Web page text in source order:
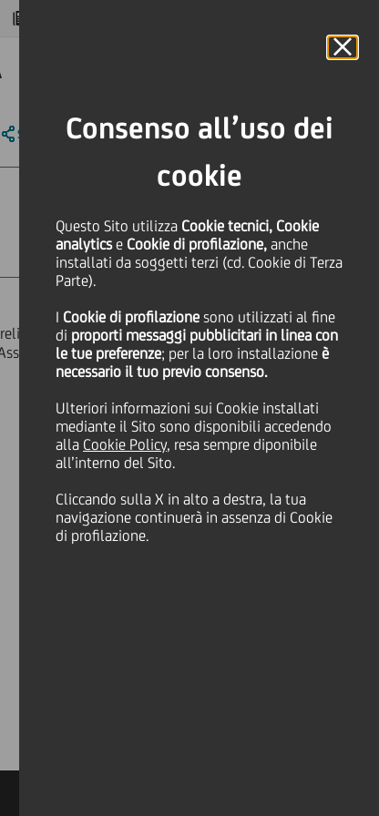
Consenso all’uso dei
cookie
Questo Sito utilizza Cookie tecnici, Cookie
analyticse Cookie di profilazione, anche
installati da soggetti terzi (cd. Cookie di Terza
Parte).
I Cookie di profilazione sono utilizzati al fine
di proporti messaggi pubblicitari in linea con
le tue preferenze; per la loro installazione è
necessario il tuo previo consenso.
Ulteriori informazioni sui Cookie installati
mediante il Sito sono disponibili accedendo
alla Cookie Policy, resa sempre diponibile
all’interno del Sito.
Cliccando sulla X in alto a destra, la tua
navigazione continuerà in assenza di Cookie
di profilazione.
SHARE PRINT SEND
dell'esercizio 2014,
di approvazione del